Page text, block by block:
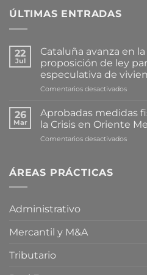
ÚLTIMAS ENTRADAS
22
Jul
Cataluña avanza en
proposición de ley
especulativa de
Comentarios desactivadosen
en
la
26
Mar
Aprobadas medidas
la Crisis en Oriente
Comentarios desactivadosen
ÁREAS PRÁCTICAS
Administrativo
Mercantil y M&A
Tributario